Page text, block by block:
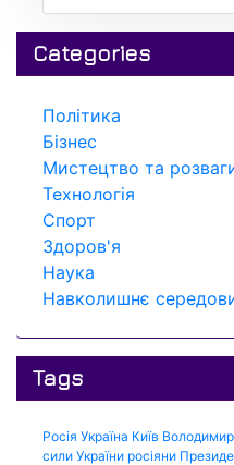
Categories
Політика
Бізнес
Мистецтво та
Технологія
Спорт
Здоров'я
Наука
Навколишнє
Tags
Росія Україна Київ
сили України росіяни